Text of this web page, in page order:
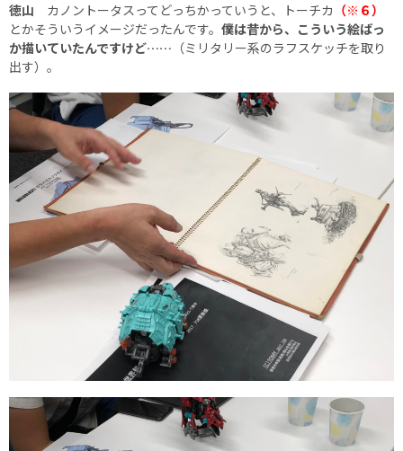
徳山 カノントータスってどっちかっていうと、トーチカ （※６）
とかそういうイメージだったんです。 僕は昔から、こういう絵ばっ
か描いていたんですけど…… （ミリタリー系のラフスケッチを取り
出す）。